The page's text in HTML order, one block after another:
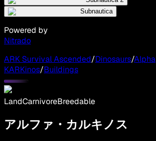
Subnautica
Powered by
Nitrado
ARK Survival Ascended/Dinosaurs/Alpha
KARKinos/Buildings
LandCarnivoreBreedable
アルファ・カルキノス